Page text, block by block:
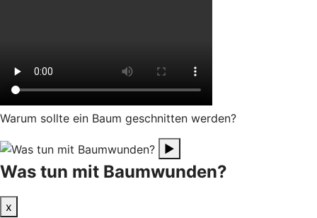
Warum sollte ein Baum geschnitten werden?
▶
Was tun mit Baumwunden?
x